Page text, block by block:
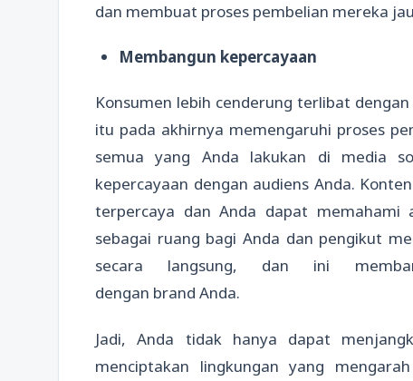
dan membuat proses pembelian mereka
Membangun kepercayaan
Konsumen lebih cenderung terlibat
itu pada akhirnya memengaruhi proses
semua yang Anda lakukan di media
kepercayaan dengan audiens Anda.
terpercaya dan Anda dapat memahami
sebagai ruang bagi Anda dan pengikut
secara langsung, dan ini
dengan brand Anda.
Jadi, Anda tidak hanya dapat
menciptakan lingkungan yang